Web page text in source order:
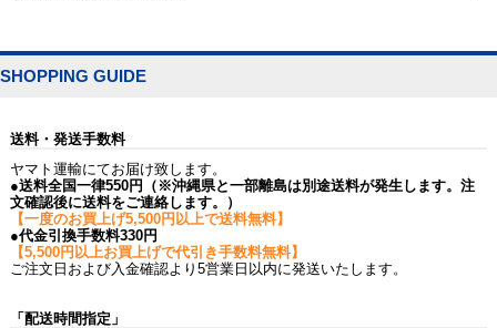
SHOPPING GUIDE
送料・発送手数料
ヤマト運輸にてお届け致します。
●送料全国一律550円（※沖縄県と一部離島は別途送料が発生します。注
文確認後に送料をご連絡します。）
【一度のお買上げ5,500円以上で送料無料】
●代金引換手数料330円
【5,500円以上お買上げで代引き手数料無料】
ご注文日および入金確認より5営業日以内に発送いたします。
「配送時間指定」